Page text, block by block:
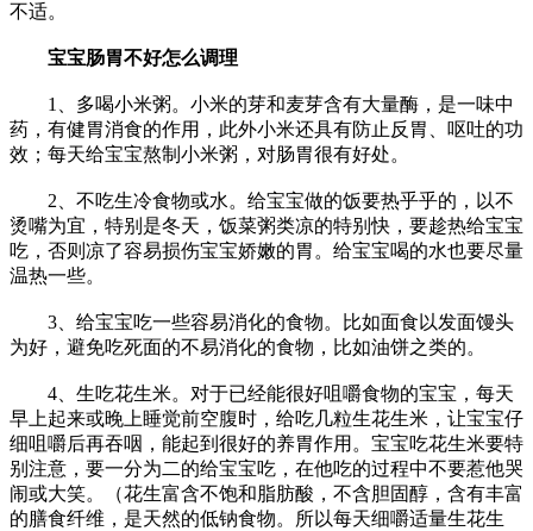
不适。
宝宝肠胃不好怎么调理
1、多喝小米粥。小米的芽和麦芽含有大量酶，是一味中
药，有健胃消食的作用，此外小米还具有防止反胃、呕吐的功
效；每天给宝宝熬制小米粥，对肠胃很有好处。
2、不吃生冷食物或水。给宝宝做的饭要热乎乎的，以不
烫嘴为宜，特别是冬天，饭菜粥类凉的特别快，要趁热给宝宝
吃，否则凉了容易损伤宝宝娇嫩的胃。给宝宝喝的水也要尽量
温热一些。
3、给宝宝吃一些容易消化的食物。比如面食以发面馒头
为好，避免吃死面的不易消化的食物，比如油饼之类的。
4、生吃花生米。对于已经能很好咀嚼食物的宝宝，每天
早上起来或晚上睡觉前空腹时，给吃几粒生花生米，让宝宝仔
细咀嚼后再吞咽，能起到很好的养胃作用。宝宝吃花生米要特
别注意，要一分为二的给宝宝吃，在他吃的过程中不要惹他哭
闹或大笑。（花生富含不饱和脂肪酸，不含胆固醇，含有丰富
的膳食纤维，是天然的低钠食物。所以每天细嚼适量生花生